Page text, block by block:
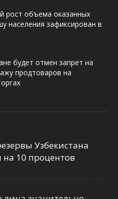
рост объема оказанных
населения зафиксирован в
будет отмен запрет на
продтоваров на
Узбекистана
10 процентов